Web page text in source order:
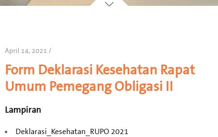
April 14, 2021 /
Form Deklarasi Kesehatan Rapat
Umum Pemegang Obligasi II
Lampiran
Deklarasi_Kesehatan_RUPO 2021